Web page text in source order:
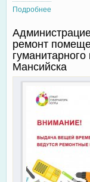
Подробнее
ремонт
Мансийска